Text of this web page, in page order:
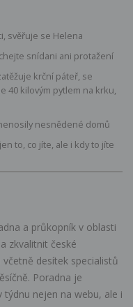
svěřuje se Helena
snídani ani protažení
krční páteř, se
40 kilovým pytlem na krku,
nesnědené domů
to, co jíte, ale i kdy to jíte
a průkopník v oblasti
zkvalitnit české
desítek specialistů
Poradna je
nejen na webu, ale i